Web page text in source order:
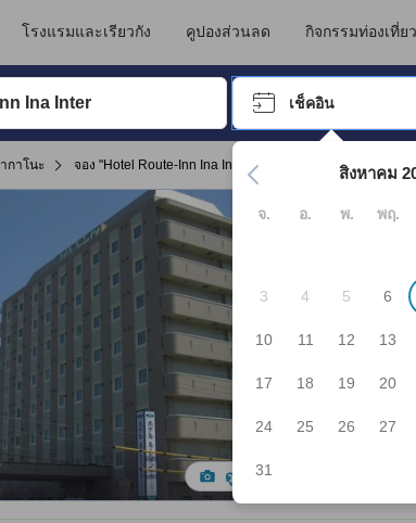
โรงแรมและเรียวกัง คูปองส่วนลด กิจกรรมท่องเที่ยว
ค้นหา จากนั้นใช้ปุ่มลูกศรหรือปุ่ม Tab เพื่อเลื่อนหาคำที่ต้องการ แล้
เช็คอิน
กด Enter เพื่อเลือกวันที่ ใช้
สิงหาคม
จ. อ. พ. พฤ.
3 4 5 6
10 11 12 13
17 18 19 20
24 25 26 27
31
กาโนะ จอง "Hotel Route-Inn Ina Inter"
ดูรูปทั้งหมด